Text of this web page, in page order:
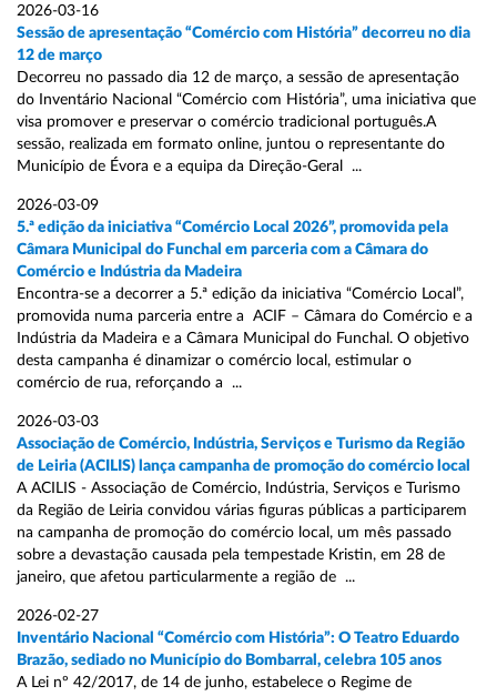
2026-03-16
Sessão de apresentação “Comércio com História” decorreu no dia
12 de março
Decorreu no passado dia 12 de março, a sessão de apresentação
do Inventário Nacional “Comércio com História”, uma iniciativa que
visa promover e preservar o comércio tradicional português.A
sessão, realizada em formato online, juntou o representante do
Município de Évora e a equipa da Direção-Geral ...
2026-03-09
5.ª edição da iniciativa “Comércio Local 2026”, promovida pela
Câmara Municipal do Funchal em parceria com a Câmara do
Comércio e Indústria da Madeira
Encontra-se a decorrer a 5.ª edição da iniciativa “Comércio Local”,
promovida numa parceria entre a ACIF – Câmara do Comércio e a
Indústria da Madeira e a Câmara Municipal do Funchal. O objetivo
desta campanha é dinamizar o comércio local, estimular o
comércio de rua, reforçando a ...
2026-03-03
Associação de Comércio, Indústria, Serviços e Turismo da Região
de Leiria (ACILIS) lança campanha de promoção do comércio local
A ACILIS - Associação de Comércio, Indústria, Serviços e Turismo
da Região de Leiria convidou várias figuras públicas a participarem
na campanha de promoção do comércio local, um mês passado
sobre a devastação causada pela tempestade Kristin, em 28 de
janeiro, que afetou particularmente a região de ...
2026-02-27
Inventário Nacional “Comércio com História”: O Teatro Eduardo
Brazão, sediado no Município do Bombarral, celebra 105 anos
A Lei nº 42/2017, de 14 de junho, estabelece o Regime de